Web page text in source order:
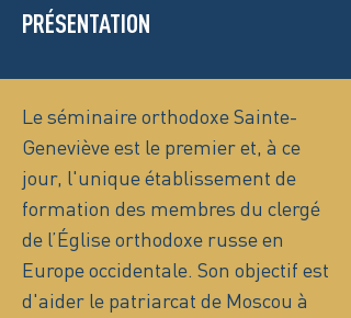
PRÉSENTATION
Le séminaire orthodoxe Sainte-
Geneviève est le premier et, à ce
jour, l'unique établissement de
formation des membres du clergé
de l’Église orthodoxe russe en
Europe occidentale. Son objectif est
d'aider le patriarcat de Moscou à